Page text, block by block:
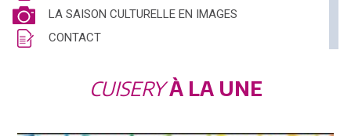
LA SAISON CULTURELLE EN IMAGES
CONTACT
CUISERYÀ LA UNE